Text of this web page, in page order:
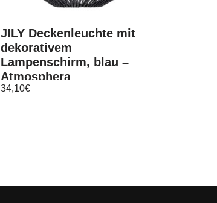
JILY Deckenleuchte mit
dekorativem
Lampenschirm, blau –
Atmosphera
34,10€